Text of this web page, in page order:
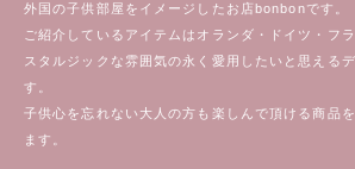
外国の子供部屋をイメージしたお店bonbonです。
ご紹介しているアイテムはオランダ・ドイツ・フ
スタルジックな雰囲気の永く愛用したいと思える
す。
子供心を忘れない大人の方も楽しんで頂ける商品
ます。